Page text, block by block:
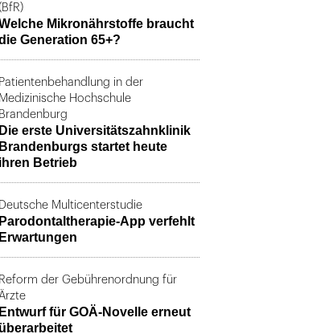
Mikronährstoffe braucht
Generation 65+?
Patientenbehandlung in der
Medizinische Hochschule
Brandenburg
Die erste Universitätszahnklinik
Brandenburgs startet heute
ihren Betrieb
Deutsche Multicenterstudie
Parodontaltherapie-App verfehlt
Erwartungen
Reform der Gebührenordnung für
Ärzte
Entwurf für GOÄ-Novelle erneut
überarbeitet